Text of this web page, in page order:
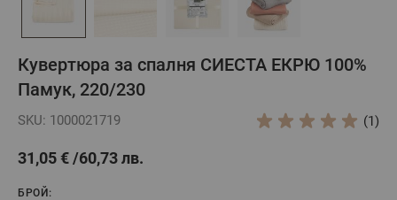
Кувертюра за спалня СИЕСТА ЕКРЮ 100%
Памук, 220/230
SKU: 1000021719 (1)
31,05 € 60,73 лв.
БРОЙ: